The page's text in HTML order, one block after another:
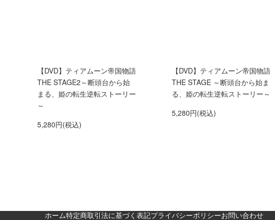
【DVD】ティアムーン帝国物語
THE STAGE2～断頭台から始
まる、姫の転生逆転ストーリー
～
5,280円(税込)
【DVD】ティアムーン帝国物語
THE STAGE ～断頭台から始ま
る、姫の転生逆転ストーリー～
5,280円(税込)
ホーム特定商取引法に基づく表記プライバシーポリシーお問い合わせ